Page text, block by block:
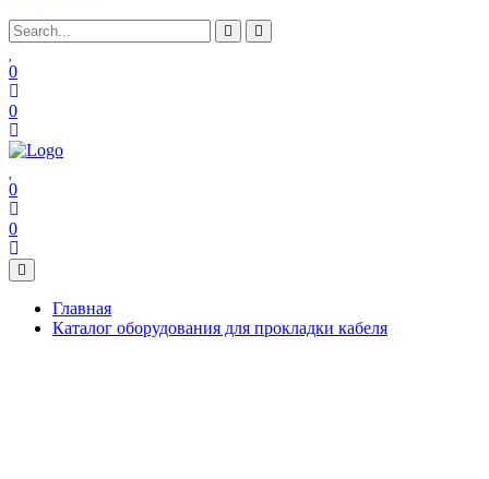
0
0
0
0
Главная
Каталог оборудования для прокладки кабеля